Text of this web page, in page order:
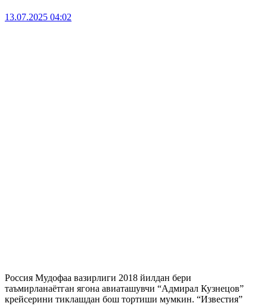
13.07.2025 04:02
Россия Мудофаа вазирлиги 2018 йилдан бери
таъмирланаётган ягона авиаташувчи “Адмирал Кузнецов”
крейсерини тиклашдан бош тортиши мумкин. “Известия”